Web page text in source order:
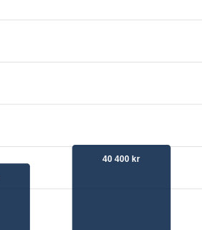
40 400 kr